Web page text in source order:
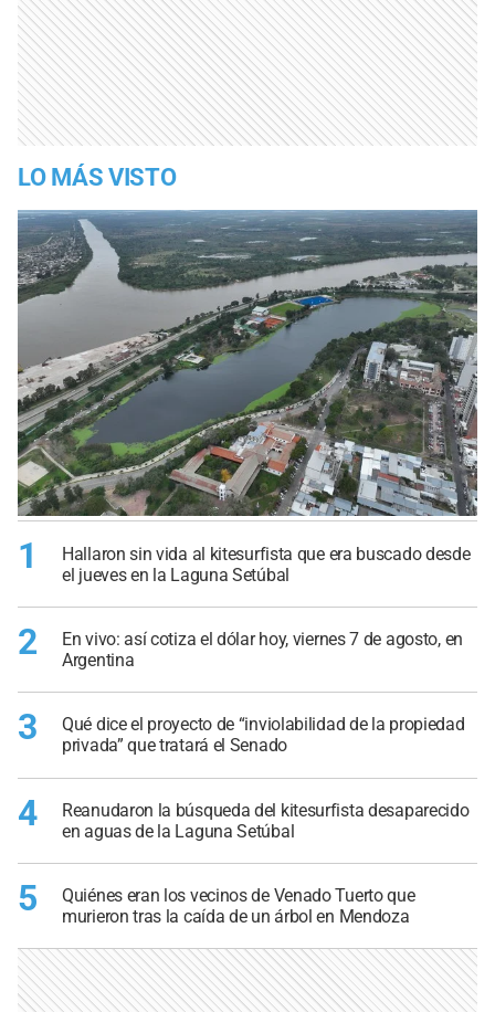
LO MÁS VISTO
1
Hallaron sin vida al kitesurfista que era buscado desde
el jueves en la Laguna Setúbal
2
En vivo: así cotiza el dólar hoy, viernes 7 de agosto, en
Argentina
3
Qué dice el proyecto de “inviolabilidad de la propiedad
privada” que tratará el Senado
4
Reanudaron la búsqueda del kitesurfista desaparecido
en aguas de la Laguna Setúbal
5
Quiénes eran los vecinos de Venado Tuerto que
murieron tras la caída de un árbol en Mendoza